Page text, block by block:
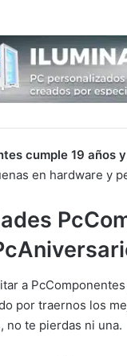
cumple 19 años
en hardware y
a
por traernos los
no te pierdas ni una.